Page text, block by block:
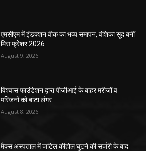
एमसीएम में इंडक्शन वीक का भव्य समापन, वंशिका सूद बनीं
मिस फ्रेशर 2026
August 9, 2026
विश्वास फाउंडेशन द्वारा पीजीआई के बाहर मरीजों व
परिजनों को बांटा लंगर
August 8, 2026
मैक्स अस्पताल में जटिल कीहोल घुटने की सर्जरी के बाद